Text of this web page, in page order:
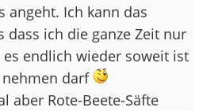
angeht. Ich kann das
dass ich die ganze Zeit nur
endlich wieder soweit ist
darf
aber Rote-Beete-Säfte